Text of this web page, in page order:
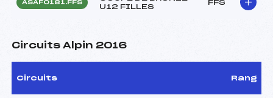
ASAF0181.FFS
U12 FILLES
FFS
Circuits Alpin 2016
Circuits Rang